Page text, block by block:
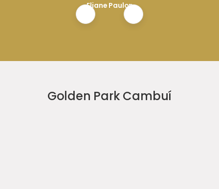
Eliane Paulon
Golden Park Cambuí